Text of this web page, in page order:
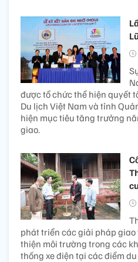
được tổ chức thể hiện quyết
Du lịch Việt Nam và tỉnh
hiện mục tiêu tăng trưởng
giao.
phát triển các giải pháp
thiện môi trường trong các
thống xe điện tại các điểm